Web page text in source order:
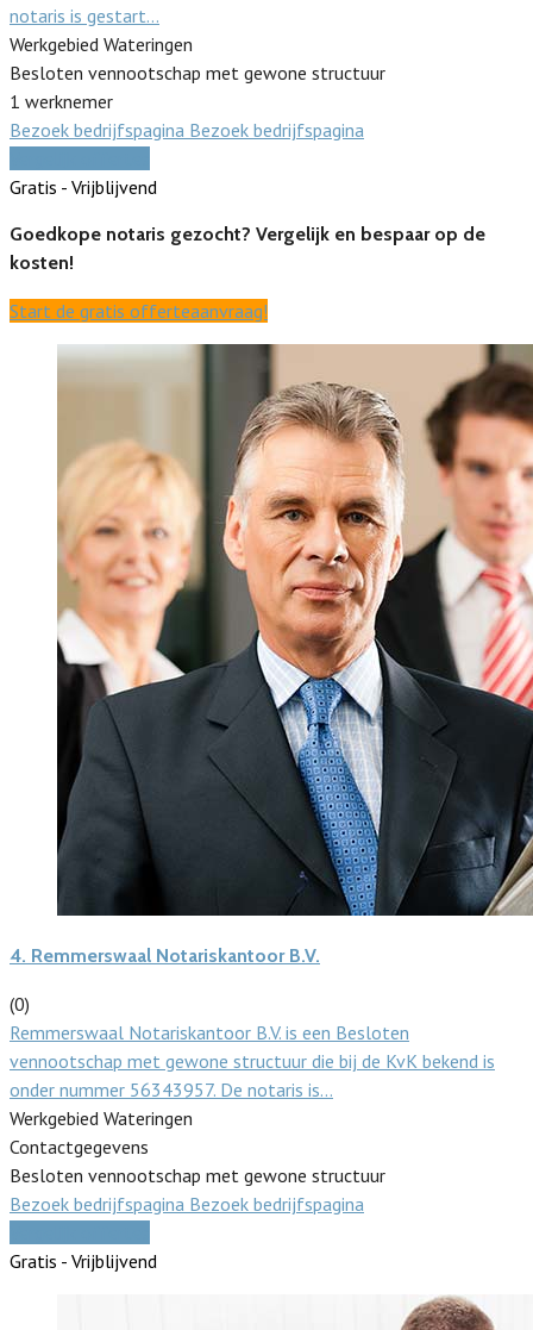
notaris is gestart…
Werkgebied Wateringen
Besloten vennootschap met gewone structuur
1 werknemer
Bezoek bedrijfspagina Bezoek bedrijfspagina
Gratis - Vrijblijvend
Goedkope notaris gezocht? Vergelijk en bespaar op de
kosten!
Start de gratis offerteaanvraag!
4. Remmerswaal Notariskantoor B.V.
(0)
Remmerswaal Notariskantoor B.V. is een Besloten
vennootschap met gewone structuur die bij de KvK bekend is
onder nummer 56343957. De notaris is…
Werkgebied Wateringen
Contactgegevens
Besloten vennootschap met gewone structuur
Bezoek bedrijfspagina Bezoek bedrijfspagina
Gratis - Vrijblijvend